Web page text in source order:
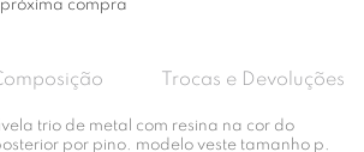
compra
Trocas e Devoluções
trio de metal com resina na cor do
por pino. modelo veste tamanho p.